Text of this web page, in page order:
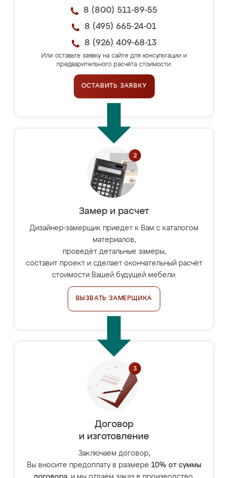
8 (800) 511-89-55
8 (495) 665-24-01
8 (926) 409-68-13
Или оставьте заявку на сайте для консультации и
предварительного расчёта стоимости.
ОСТАВИТЬ ЗАЯВКУ
Замер и расчет
Дизайнер-замерщик приедет к Вам с каталогом
материалов,
проведёт детальные замеры,
составит проект и сделает окончательный расчёт
стоимости Вашей будущей мебели.
ВЫЗВАТЬ ЗАМЕРЩИКА
Договор
и изготовление
Заключаем договор,
Вы вносите предоплату в размере 10% от суммы